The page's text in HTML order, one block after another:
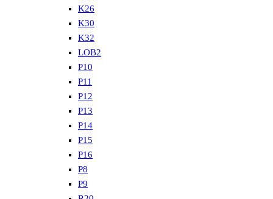
K26
K30
K32
LOB2
P10
P11
P12
P13
P14
P15
P16
P8
P9